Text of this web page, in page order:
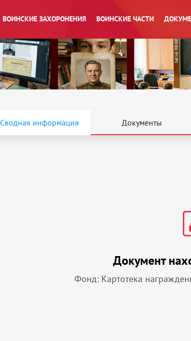
ВОИНСКИЕ ЗАХОРОНЕНИЯ ВОИНСКИЕ ЧАСТИ
Сводная информация Документы
Документ
Фонд: Картотека